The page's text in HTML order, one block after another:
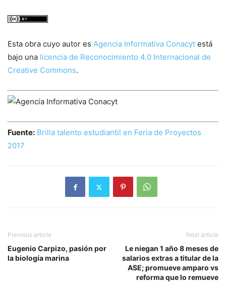
Esta obra cuyo autor es Agencia Informativa Conacyt está
bajo una licencia de Reconocimiento 4.0 Internacional de
Creative Commons.
Fuente: Brilla talento estudiantil en Feria de Proyectos
2017
Previous article
Eugenio Carpizo, pasión por
la biología marina
Next article
Le niegan 1 año 8 meses de
salarios extras a titular de la
ASE; promueve amparo vs
reforma que lo remueve